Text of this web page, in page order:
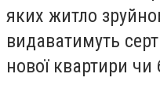
яких житло
видаватимуть
нової квартири чи